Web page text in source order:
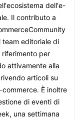
dell'e-
Il contributo a
team editoriale di
riferimento per
attivamente alla
articoli su
È inoltre
di eventi di
una settimana